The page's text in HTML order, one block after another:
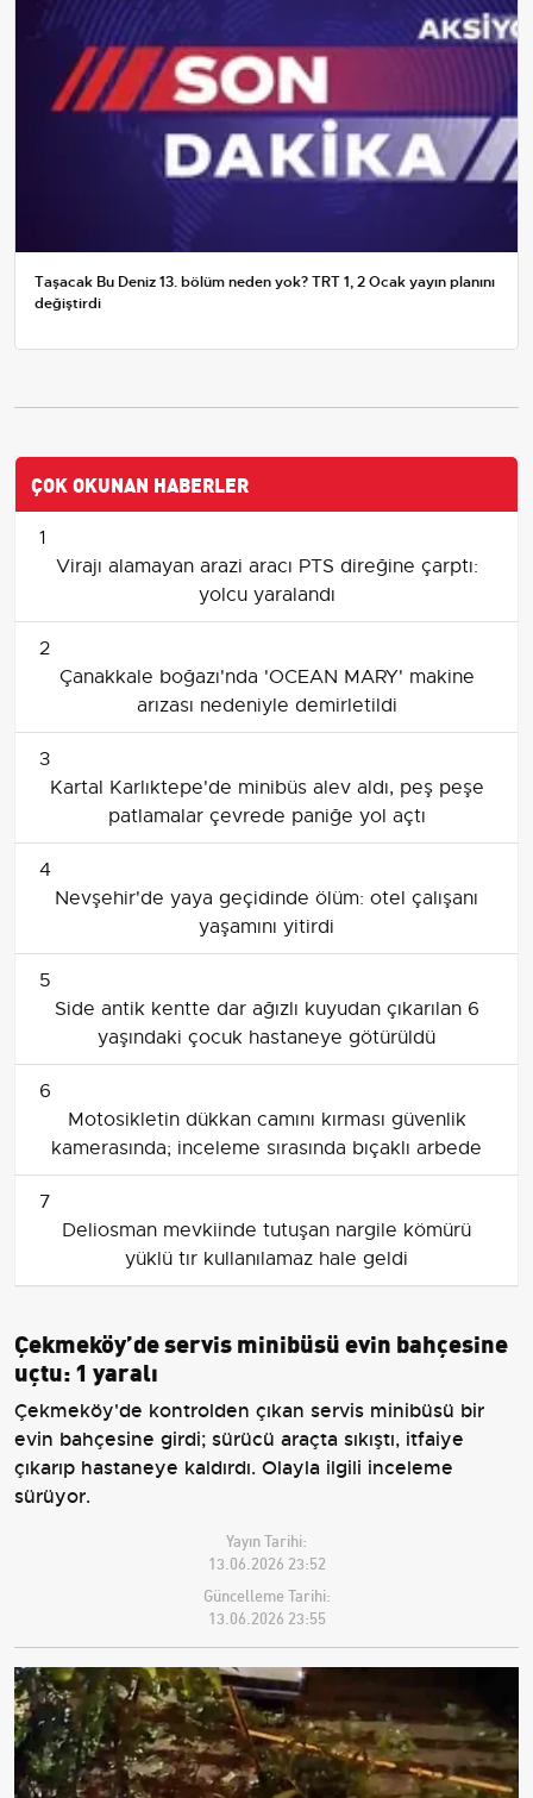
Taşacak Bu Deniz 13. bölüm neden yok? TRT 1, 2 Ocak yayın planını
değiştirdi
ÇOK OKUNAN HABERLER
1
Virajı alamayan arazi aracı PTS direğine çarptı:
yolcu yaralandı
2
Çanakkale boğazı'nda 'OCEAN MARY' makine
arızası nedeniyle demirletildi
3
Kartal Karlıktepe'de minibüs alev aldı, peş peşe
patlamalar çevrede paniğe yol açtı
4
Nevşehir'de yaya geçidinde ölüm: otel çalışanı
yaşamını yitirdi
5
Side antik kentte dar ağızlı kuyudan çıkarılan 6
yaşındaki çocuk hastaneye götürüldü
6
Motosikletin dükkan camını kırması güvenlik
kamerasında; inceleme sırasında bıçaklı arbede
7
Deliosman mevkiinde tutuşan nargile kömürü
yüklü tır kullanılamaz hale geldi
Çekmeköy’de servis minibüsü evin bahçesine
uçtu: 1 yaralı
Çekmeköy'de kontrolden çıkan servis minibüsü bir
evin bahçesine girdi; sürücü araçta sıkıştı, itfaiye
çıkarıp hastaneye kaldırdı. Olayla ilgili inceleme
sürüyor.
Yayın Tarihi:
13.06.2026 23:52
Güncelleme Tarihi:
13.06.2026 23:55